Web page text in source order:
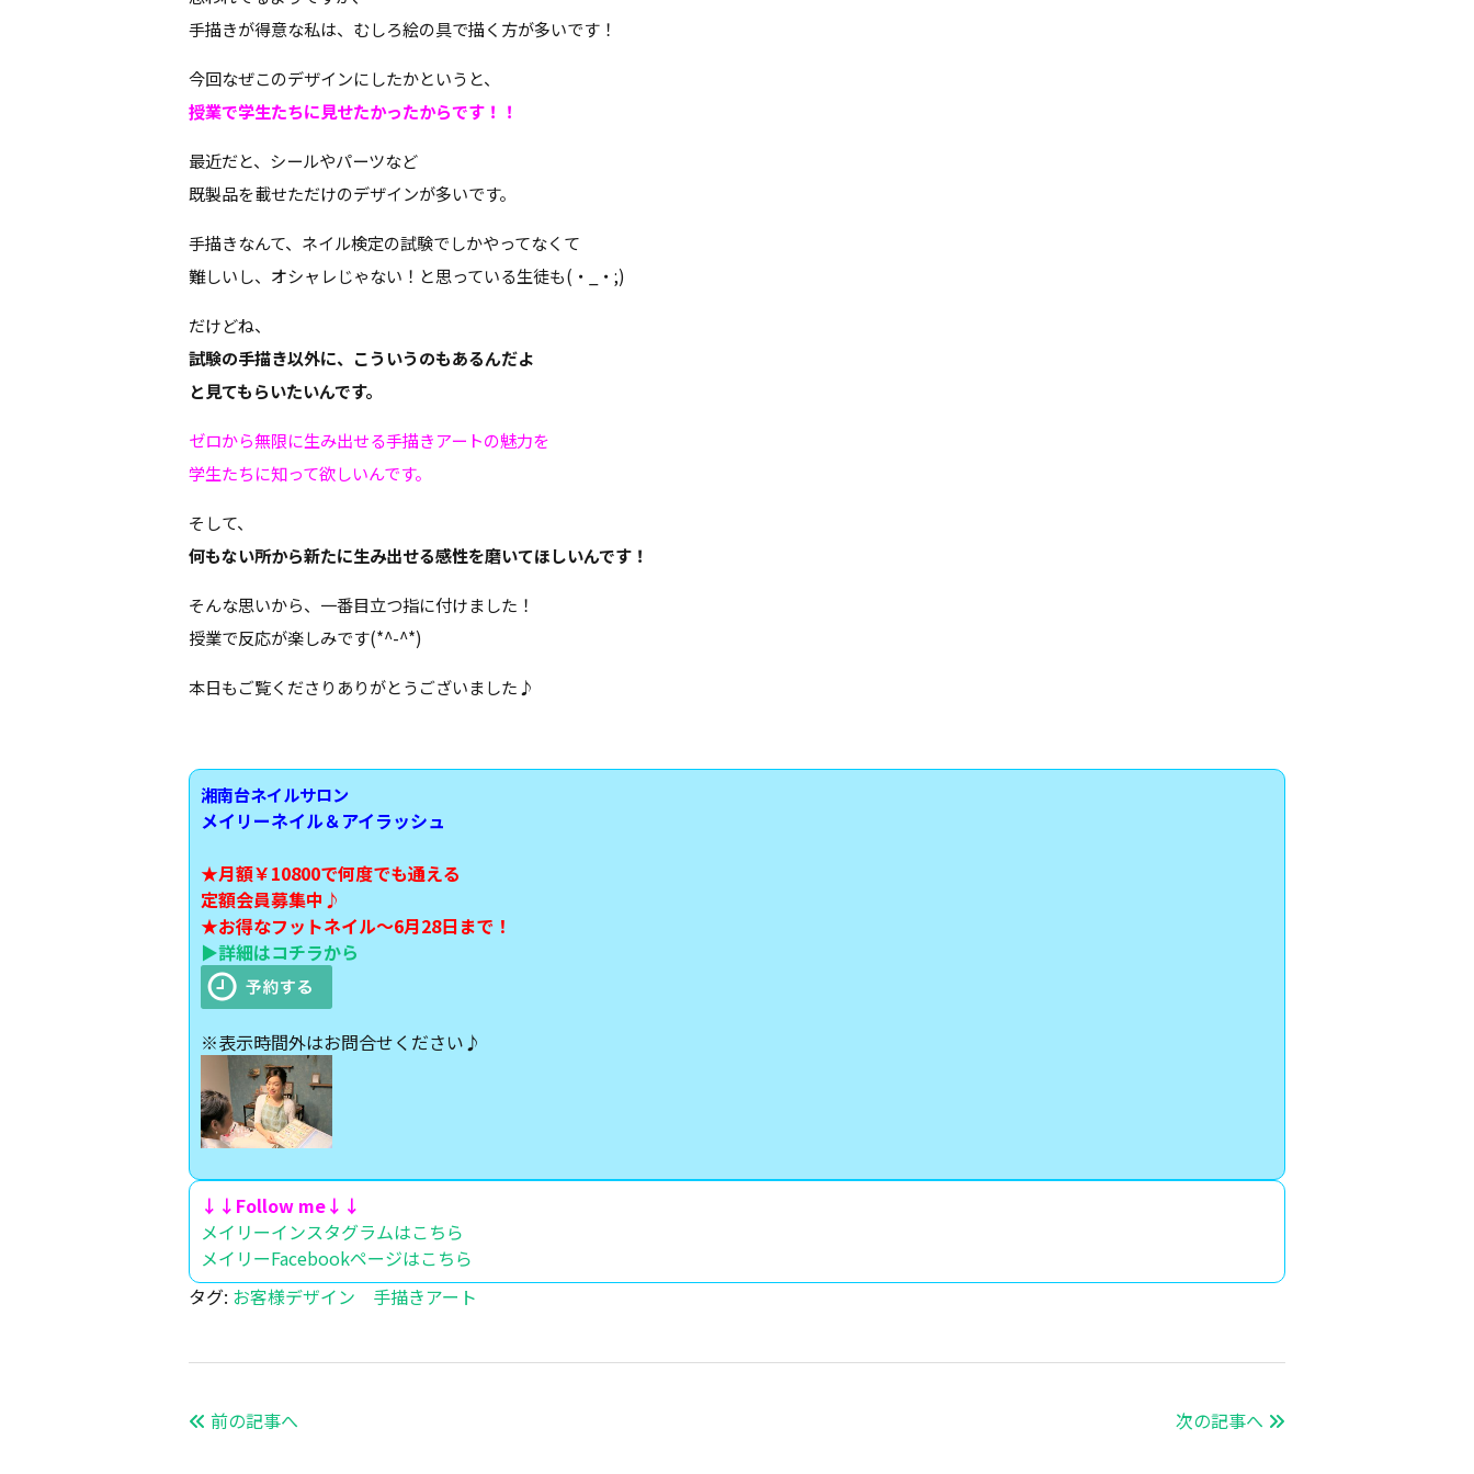
手描きが得意な私は、むしろ絵の具で描く方が多いです！
今回なぜこのデザインにしたかというと、
授業で学生たちに見せたかったからです！！
最近だと、シールやパーツなど
既製品を載せただけのデザインが多いです。
手描きなんて、ネイル検定の試験でしかやってなくて
難しいし、オシャレじゃない！と思っている生徒も(・_・;)
だけどね、
試験の手描き以外に、こういうのもあるんだよ
と見てもらいたいんです。
ゼロから無限に生み出せる手描きアートの魅力を
学生たちに知って欲しいんです。
そして、
何もない所から新たに生み出せる感性を磨いてほしいんです！
そんな思いから、一番目立つ指に付けました！
授業で反応が楽しみです(*^-^*)
本日もご覧くださりありがとうございました♪
湘南台ネイルサロン
メイリーネイル＆アイラッシュ
★月額￥10800で何度でも通える
定額会員募集中♪
★お得なフットネイル～6月28日まで！
▶詳細はコチラから
※表示時間外はお問合せください♪
↓↓Follow me↓↓
メイリーインスタグラムはこちら
メイリーFacebookページはこちら
タグ: お客様デザイン 手描きアート
前の記事へ 次の記事へ